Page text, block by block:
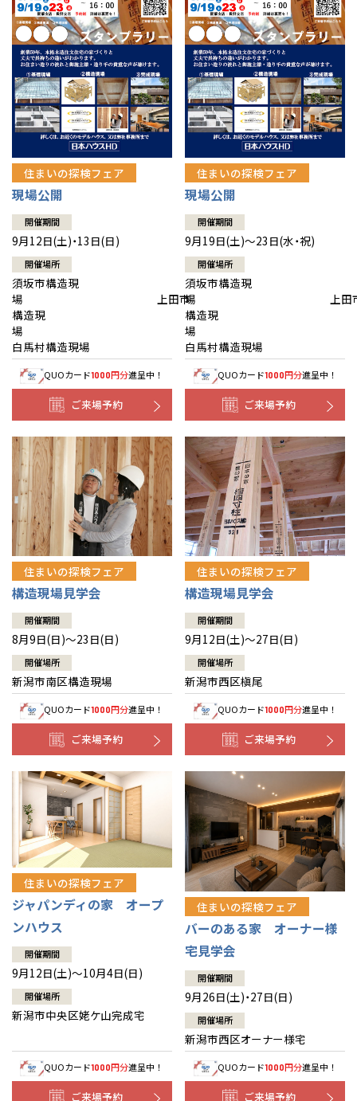
住まいの探検フェア
現場公開
開催期間
9月12日(土)・13日(日)
開催場所
須坂市構造現
場 上田市
構造現
場
白馬村構造現場
QUOカード1000円分進呈中！
ご来場予約
住まいの探検フェア
現場公開
開催期間
9月19日(土)～23日(水・祝)
開催場所
須坂市構造現
場 上田
構造現
白馬村構造現場
QUOカード1000円分進呈中！
ご来場予約
住まいの探検フェア
構造現場見学会
開催期間
8月9日(日)～23日(日)
開催場所
新潟市南区構造現場
QUOカード1000円分進呈中！
ご来場予約
住まいの探検フェア
構造現場見学会
開催期間
9月12日(土)～27日(日)
開催場所
新潟市西区槇尾
QUOカード1000円分進呈中！
ご来場予約
住まいの探検フェア
ジャパンディの家 オープ
ンハウス
開催期間
9月12日(土)～10月4日(日)
開催場所
新潟市中央区姥ケ山完成宅
QUOカード1000円分進呈中！
ご来場予約
住まいの探検フェア
バーのある家 オーナー様
宅見学会
開催期間
9月26日(土)・27日(日)
開催場所
新潟市西区オーナー様宅
QUOカード1000円分進呈中！
ご来場予約